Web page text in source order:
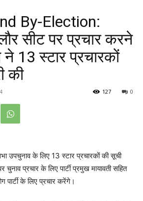
By-Election:
सीट पर प्रचार करने
13 स्टार प्रचारकों
की
0
127
उपचुनाव के लिए 13 स्टार प्रचारकों की सूची
चुनाव प्रचार के लिए पार्टी प्रमुख मायावती सहित
के लिए प्रचार करेंगे।